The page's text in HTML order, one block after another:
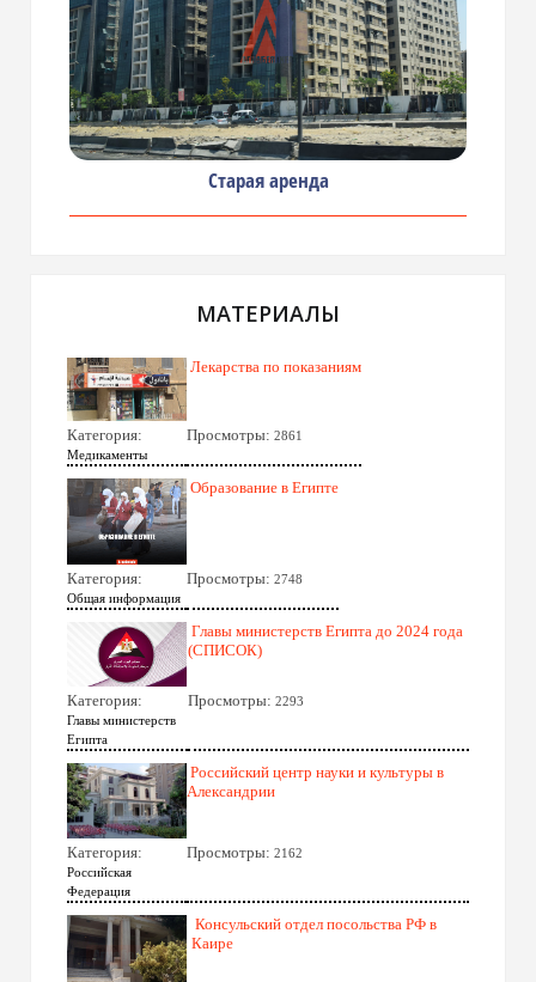
Старая аренда
МАТЕРИАЛЫ
Лекарства по показаниям
Категория:
Медикаменты
Просмотры: 2861
Образование в Египте
Категория:
Общая информация
Просмотры: 2748
Главы министерств Египта до 2024 года
(СПИСОК)
Категория:
Главы министерств
Египта
Просмотры: 2293
Российский центр науки и культуры в
Александрии
Категория:
Российская
Федерация
Просмотры: 2162
Консульский отдел посольства РФ в
Каире